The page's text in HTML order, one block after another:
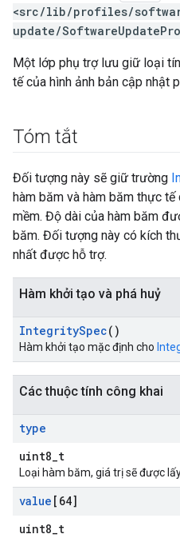
<src/lib/profiles/
update/
Một lớp phụ trợ lưu giữ loại
tế của hình ảnh bản cập nhật
Tóm tắt
Đối tượng này sẽ giữ trường
hàm băm và hàm băm thực
mềm. Độ dài của hàm băm
băm. Đối tượng này có kích
nhất được hỗ trợ.
Hàm khởi tạo và phá huỷ
IntegritySpec()
Hàm khởi tạo mặc định cho
Các thuộc tính công khai
type
uint8_t
Loại hàm băm, giá trị sẽ được
value [64]
uint8_t